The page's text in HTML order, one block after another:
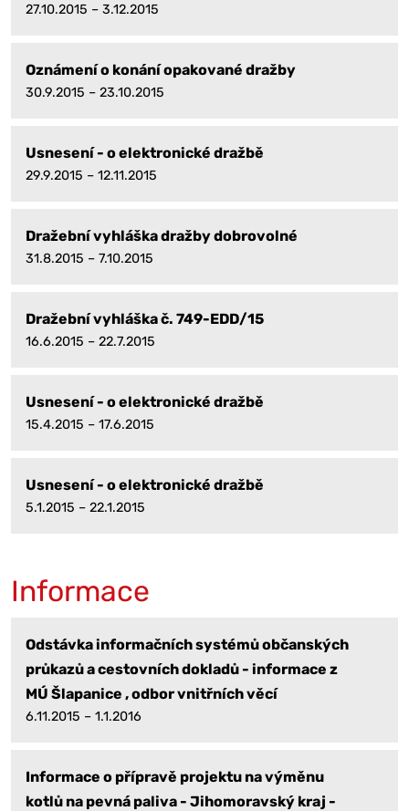
27.10.2015 – 3.12.2015
Oznámení o konání opakované dražby
30.9.2015 – 23.10.2015
Usnesení - o elektronické dražbě
29.9.2015 – 12.11.2015
Dražební vyhláška dražby dobrovolné
31.8.2015 – 7.10.2015
Dražební vyhláška č. 749-EDD/15
16.6.2015 – 22.7.2015
Usnesení - o elektronické dražbě
15.4.2015 – 17.6.2015
Usnesení - o elektronické dražbě
5.1.2015 – 22.1.2015
Informace
Odstávka informačních systémů občanských
průkazů a cestovních dokladů - informace z
MÚ Šlapanice , odbor vnitřních věcí
6.11.2015 – 1.1.2016
Informace o přípravě projektu na výměnu
kotlů na pevná paliva - Jihomoravský kraj -